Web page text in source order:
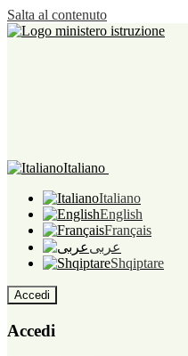
Salta al contenuto
Italiano
Italiano
English
Français
عربى
Shqiptare
Accedi
Accedi